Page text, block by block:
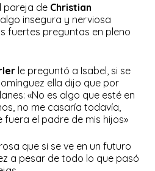
pareja de Christian
insegura y nerviosa
fuertes preguntas en pleno
le preguntó a Isabel, si se
ella dijo que por
«No es algo que esté en
no me casaría todavía,
el padre de mis hijos»
que si se ve en un futuro
a pesar de todo lo que pasó